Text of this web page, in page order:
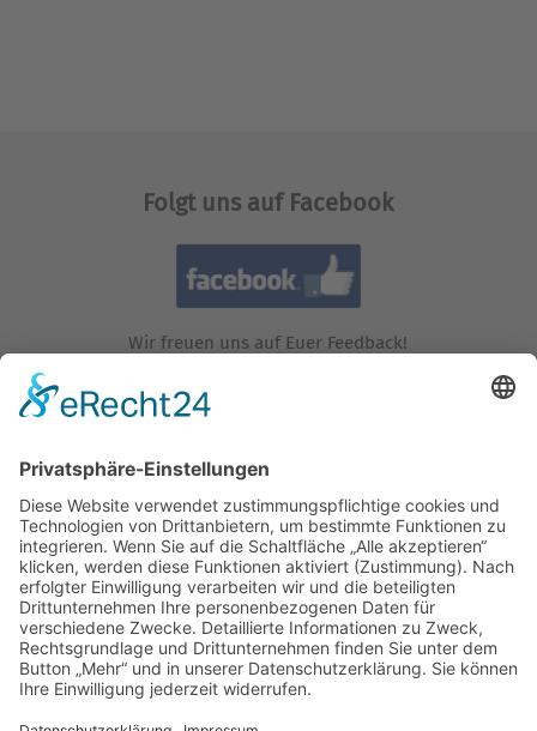
Folgt uns auf Facebook
Wir freuen uns auf Euer Feedback!
Folgt uns auf Instagram!
Wir freuen uns auf Euren Besuch!
Besucht uns auf YouTube!